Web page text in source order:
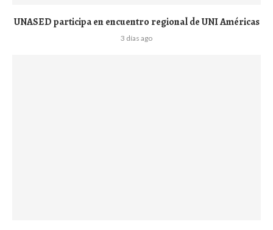
UNASED participa en encuentro regional de UNI Américas
3 días ago